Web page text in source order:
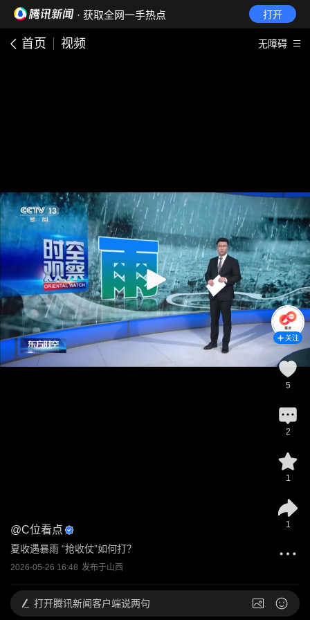
· 获取全网一手热点 打开
首页 视频 无障碍
@C位看点
夏收遇暴雨 “抢收仗”如何打？
2026-05-26 16:48 发布于山西
关注
5
2
1
1
打开腾讯新闻客户端说两句